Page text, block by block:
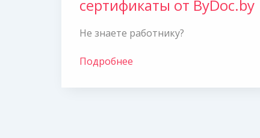
сертификаты от ByDoc.by
Не знаете работнику?
Подробнее